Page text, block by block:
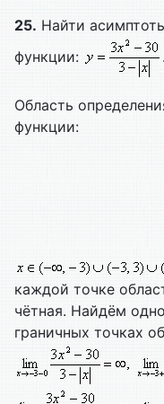
25. Найти
функции:
.
Область
функции:
каждой точке
чётная. Найдём
граничных точках